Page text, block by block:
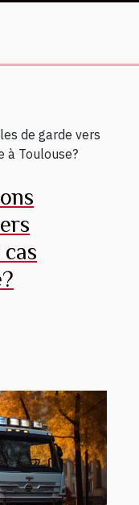
de garde vers
à Toulouse?